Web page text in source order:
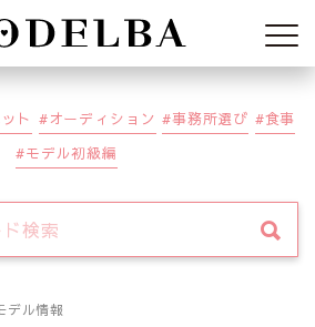
Modelba
ト オーディション 事務所選び
食事
モデル初級編
デル情報